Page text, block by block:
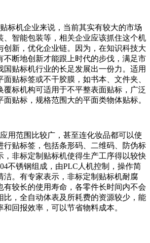
标机企业来说，当前其实有较大的市场
、智能包装等，相关企业应该抓住这个机
创新，优化企业链。因为，在知识科技大
不断地创新才能跟上时代的步伐，满足市
国贴标机行业的长足发展出一份力。适用
贴标签或不干胶膜，如书本、文件夹、
覆标机构可适用于不平整表面贴标，广泛
贴标，规格范围大的平面类物体贴标。
用范围比较广，甚至连化妆品都可以使
行贴标签，包括条形码、二维码、防伪标
，非标定制贴标机使得生产工序得以较快
不锈钢组成，由PLC人机控制，操作简
洁。有专家表示，非标定制贴标机耐腐
有较长的使用寿命，各零件长时间内不会
比，全自动体表及所耗费的资源较少，能
回报效率，可以节省物料成本。